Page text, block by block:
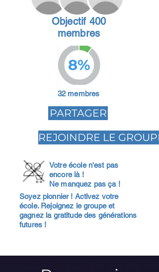
Objectif 400
membres
8%
32 membres
PARTAGER
REJOINDRE LE GROUPE
Votre école n'est pas
encore là !
Ne manquez pas ça !
Soyez pionnier ! Activez votre
école. Rejoignez le groupe et
gagnez la gratitude des générations
futures !